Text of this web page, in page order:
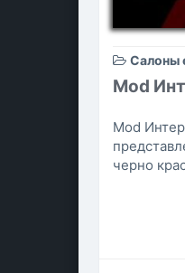
Салоны
Mod
Mod
черно